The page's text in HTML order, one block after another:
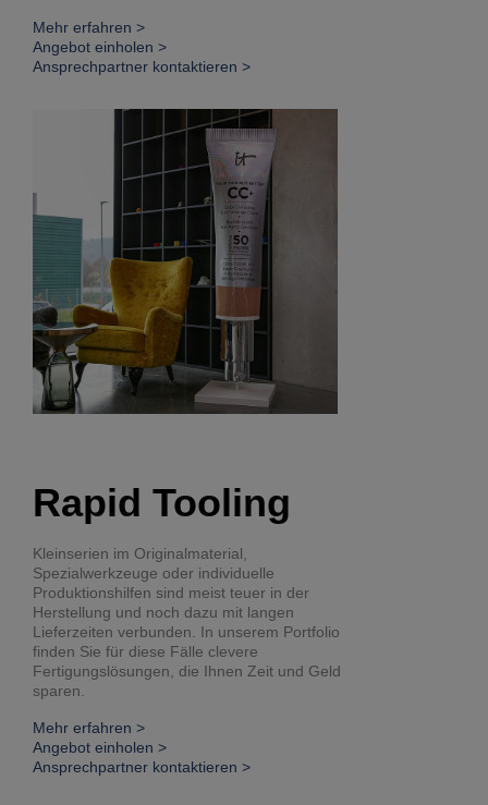
Mehr erfahren >
Angebot einholen >
Ansprechpartner kontaktieren >
Rapid Tooling
Kleinserien im Originalmaterial,
Spezialwerkzeuge oder individuelle
Produktionshilfen sind meist teuer in der
Herstellung und noch dazu mit langen
Lieferzeiten verbunden. In unserem Portfolio
finden Sie für diese Fälle clevere
Fertigungslösungen, die Ihnen Zeit und Geld
sparen.
Mehr erfahren >
Angebot einholen >
Ansprechpartner kontaktieren >